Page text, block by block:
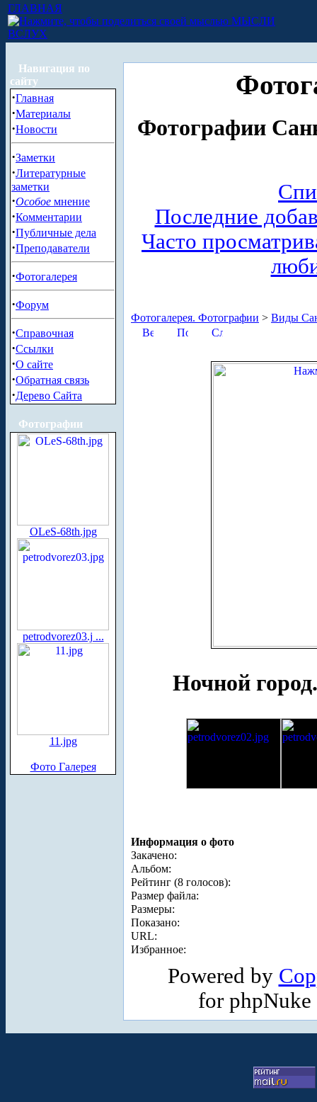
ГЛАВНАЯ
МЫСЛИ
ВСЛУХ
Навигация по
сайту
·Главная
·Материалы
·Новости
·Заметки
·Литературные
заметки
·Особое мнение
·Комментарии
·Публичные дела
·Преподаватели
·Фотогалерея
·Форум
·Справочная
·Ссылки
·О сайте
·Обратная связь
·Дерево Сайта
Фотографии
OLeS-68th.jpg
petrodvorez03.j ...
11.jpg
Фото Галерея
Фотографии
Последние
Часто
Фотогалерея. Фотографии > Виды
Ночной
Информация о фото
Закачено:
Альбом:
Рейтинг (8 голосов):
Размер файла:
Размеры:
Показано:
URL:
Избранное:
Powered by
for